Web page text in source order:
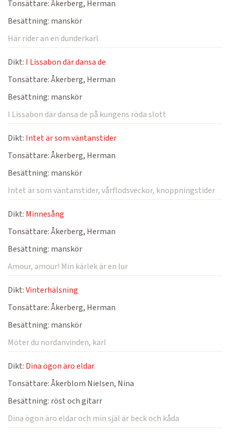
Tonsättare:Åkerberg, Herman
Besättning: manskör
Här rider an en dunderkarl
Dikt: I Lissabon där dansa de
Tonsättare:Åkerberg, Herman
Besättning: manskör
I Lissabon där dansa de på kungens röda slott
Dikt: Intet är som väntanstider
Tonsättare:Åkerberg, Herman
Besättning: manskör
Intet är som väntanstider, vårflodsveckor, knoppningstider
Dikt: Minnesång
Tonsättare:Åkerberg, Herman
Besättning: manskör
Amour, amour! Min kärlek är en lur
Dikt:Vinterhälsning
Tonsättare:Åkerberg, Herman
Besättning: manskör
Möter du nordanvinden, karl
Dikt: Dina ögon äro eldar
Tonsättare:Åkerblom Nielsen, Nina
Besättning: röst och gitarr
Dina ögon äro eldar och min själ är beck och kåda